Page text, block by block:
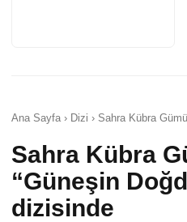
Ana Sayfa › Dizi › Sahra Kübra
Sahra Kübra
“Güneşin
dizisinde